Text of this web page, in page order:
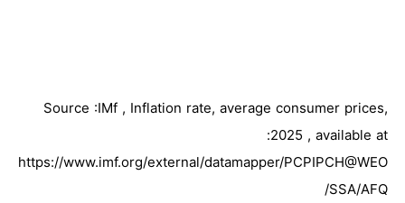
Source :IMf , Inflation rate, average consumer prices,
2025 , available at:
https://www.imf.org/external/datamapper/PCPIPCH@WEO
/SSA/AFQ